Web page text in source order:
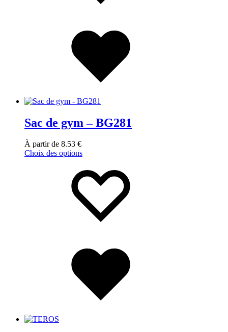
Sac de gym – BG281
À partir de 8.53 €
Choix des options